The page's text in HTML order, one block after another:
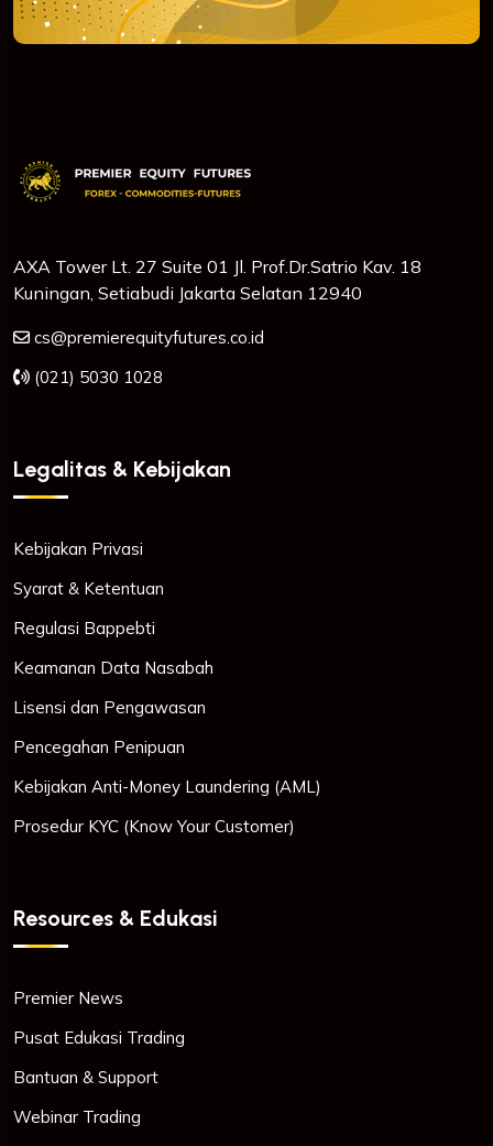
AXA Tower Lt. 27 Suite 01 Jl. Prof.Dr.Satrio Kav. 18
Kuningan, Setiabudi Jakarta Selatan 12940
cs@premierequityfutures.co.id
(021) 5030 1028
Legalitas & Kebijakan
Kebijakan Privasi
Syarat & Ketentuan
Regulasi Bappebti
Keamanan Data Nasabah
Lisensi dan Pengawasan
Pencegahan Penipuan
Kebijakan Anti-Money Laundering (AML)
Prosedur KYC (Know Your Customer)
Resources & Edukasi
Premier News
Pusat Edukasi Trading
Bantuan & Support
Webinar Trading